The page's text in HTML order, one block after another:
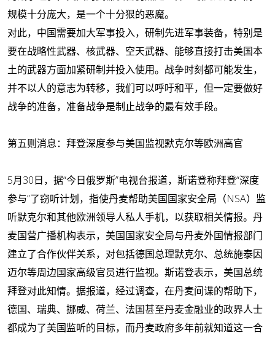
规模十分庞大，是一个十分狠的恶魔。
对此，中国需要加大军事投入，研制先进军事装备，特别是
要在战略性武器、核武器、空天武器、能够直接打击美国本
土的武器方面加紧研制并投入使用。战争时刻都可能发生，
并不以人的意志为转移，我们可以呼吁和平，但一定要做好
战争的准备，准备战争是制止战争的最有效手段。
第五则消息：拜登深度参与美国监视默克尔等欧洲高官
5月30日，据“今日俄罗斯”电视台报道，斯诺登称拜登“深度
参与”了窃听计划，指使丹麦帮助美国国家安全局（NSA）监
听默克尔和其他欧洲领导人私人手机，以获取相关情报。丹
麦国营广播机构表示，美国国家安全局与丹麦外国情报部门
建立了合作伙伴关系，对包括德国总理默克尔、总统施泰因
迈尔等周边国家高级官员进行监视。斯诺登表示，美国总统
拜登对此知情。据报道，经过调查，在丹麦间谍的帮助下，
德国、瑞典、挪威、荷兰、法国甚至丹麦金融业的政界人士
都成为了美国监听的目标，而丹麦政府多年前就知道这一合